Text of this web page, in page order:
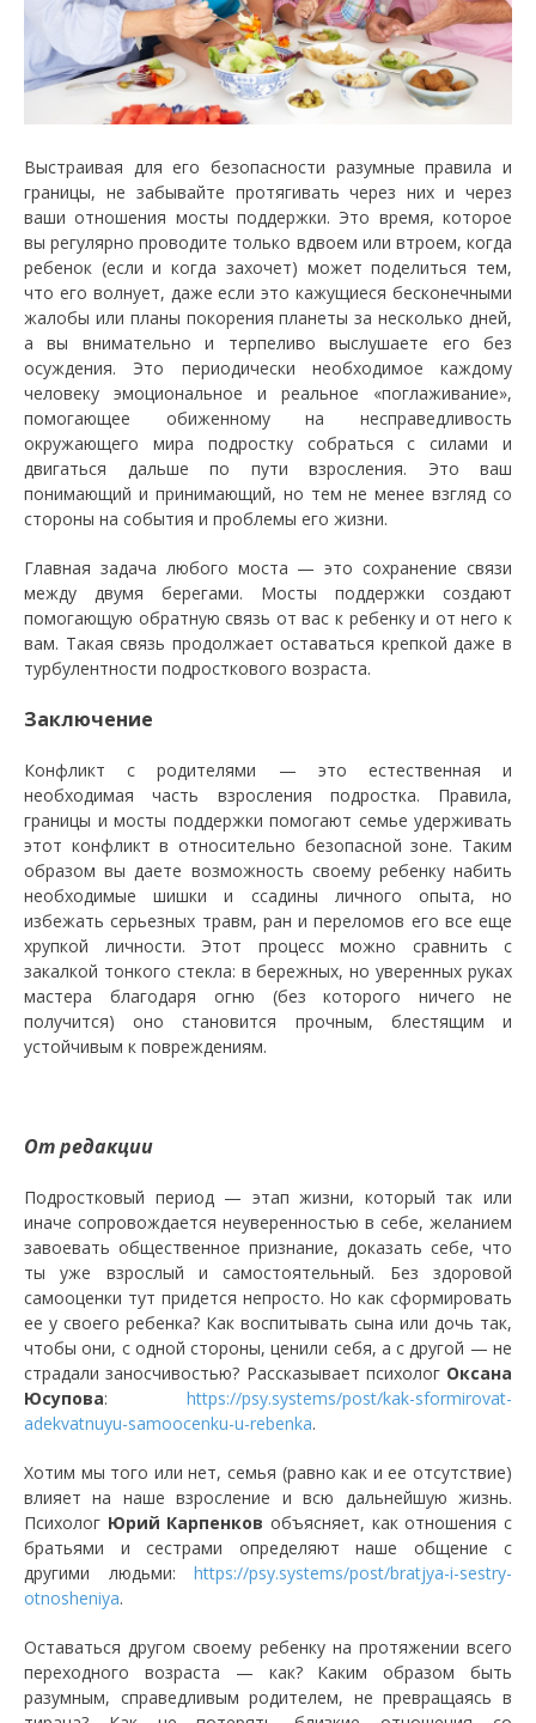
Выстраивая для его безопасности разумные правила и
границы, не забывайте протягивать через них и через
ваши отношения мосты поддержки. Это время, которое
вы регулярно проводите только вдвоем или втроем, когда
ребенок (если и когда захочет) может поделиться тем,
что его волнует, даже если это кажущиеся бесконечными
жалобы или планы покорения планеты за несколько дней,
а вы внимательно и терпеливо выслушаете его без
осуждения. Это периодически необходимое каждому
человеку эмоциональное и реальное «поглаживание»,
помогающее обиженному на несправедливость
окружающего мира подростку собраться с силами и
двигаться дальше по пути взросления. Это ваш
понимающий и принимающий, но тем не менее взгляд со
стороны на события и проблемы его жизни.
Главная задача любого моста — это сохранение связи
между двумя берегами. Мосты поддержки создают
помогающую обратную связь от вас к ребенку и от него к
вам. Такая связь продолжает оставаться крепкой даже в
турбулентности подросткового возраста.
Заключение
Конфликт с родителями — это естественная и
необходимая часть взросления подростка. Правила,
границы и мосты поддержки помогают семье удерживать
этот конфликт в относительно безопасной зоне. Таким
образом вы даете возможность своему ребенку набить
необходимые шишки и ссадины личного опыта, но
избежать серьезных травм, ран и переломов его все еще
хрупкой личности. Этот процесс можно сравнить с
закалкой тонкого стекла: в бережных, но уверенных руках
мастера благодаря огню (без которого ничего не
получится) оно становится прочным, блестящим и
устойчивым к повреждениям.
От редакции
Подростковый период — этап жизни, который так или
иначе сопровождается неуверенностью в себе, желанием
завоевать общественное признание, доказать себе, что
ты уже взрослый и самостоятельный. Без здоровой
самооценки тут придется непросто. Но как сформировать
ее у своего ребенка? Как воспитывать сына или дочь так,
чтобы они, с одной стороны, ценили себя, а с другой — не
страдали заносчивостью? Рассказывает психолог Оксана
Юсупова: https://psy.systems/post/kak-sformirovat-
adekvatnuyu-samoocenku-u-rebenka.
Хотим мы того или нет, семья (равно как и ее отсутствие)
влияет на наше взросление и всю дальнейшую жизнь.
Психолог Юрий Карпенков объясняет, как отношения с
братьями и сестрами определяют наше общение с
другими людьми: https://psy.systems/post/bratjya-i-sestry-
otnosheniya.
Оставаться другом своему ребенку на протяжении всего
переходного возраста — как? Каким образом быть
разумным, справедливым родителем, не превращаясь в